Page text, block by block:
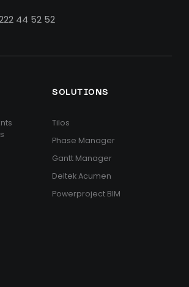
44 52 52
SOLUTIONS
Tilos
Phase Manager
Gantt Manager
Deltek Acumen
Powerproject BIM